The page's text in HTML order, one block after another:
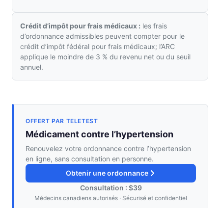
Crédit d’impôt pour frais médicaux : les frais
d’ordonnance admissibles peuvent compter pour le
crédit d’impôt fédéral pour frais médicaux; l’ARC
applique le moindre de 3 % du revenu net ou du seuil
annuel.
OFFERT PAR TELETEST
Médicament contre l’hypertension
Renouvelez votre ordonnance contre l’hypertension
en ligne, sans consultation en personne.
Obtenir une ordonnance
Consultation : $39
Médecins canadiens autorisés · Sécurisé et confidentiel